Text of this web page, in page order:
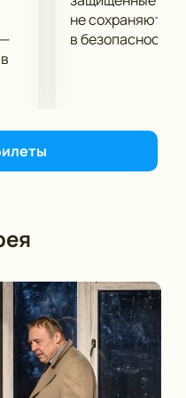
«Старший сын»
варианты в партере,
воспользуйтесь
места,
и завершите онлайн-
на вашу
пяти минут после
не сохраняются
в безопасности.